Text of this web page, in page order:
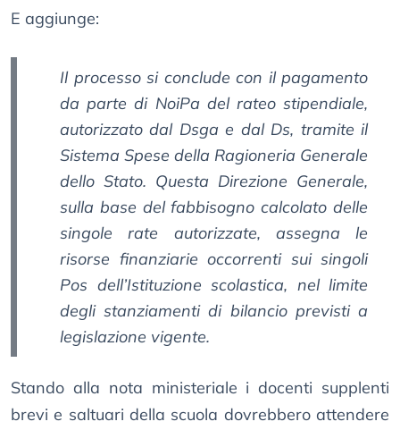
E aggiunge:
Il processo si conclude con il pagamento
da parte di NoiPa del rateo stipendiale,
autorizzato dal Dsga e dal Ds, tramite il
Sistema Spese della Ragioneria Generale
dello Stato. Questa Direzione Generale,
sulla base del fabbisogno calcolato delle
singole rate autorizzate, assegna le
risorse finanziarie occorrenti sui singoli
Pos dell’Istituzione scolastica, nel limite
degli stanziamenti di bilancio previsti a
legislazione vigente.
Stando alla nota ministeriale i docenti supplenti
brevi e saltuari della scuola dovrebbero attendere